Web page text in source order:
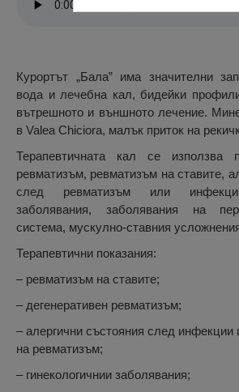
Курортът „Бала” има значителни
вода и лечебна кал, бидейки
вътрешното и външното лечение.
в Valea Chiciora, малък приток на
Терапевтичната кал се използва
ревматизъм, ревматизъм на ставите,
след ревматизъм или
заболявания, заболявания на
система, мускулно-ставния
Терапевтични показания:
– ревматизъм на ставите;
– дегенеративен ревматизъм;
– алергични състояния след инфекции
на ревматизъм;
– гинекологичнии заболявания;